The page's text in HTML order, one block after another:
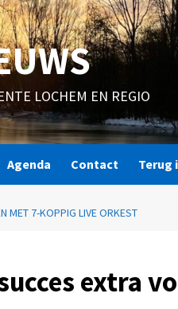
LOCHEM EN REGIO
Agenda Contact Terug
MET 7-KOPPIG LIVE ORKEST
extra